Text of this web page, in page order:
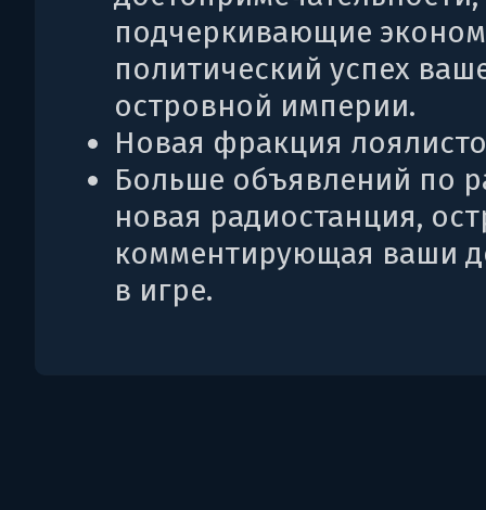
подчеркивающие
политический успех
островной империи.
Новая фракция
Больше объявлений по
новая радиостанция,
комментирующая ваши
в игре.